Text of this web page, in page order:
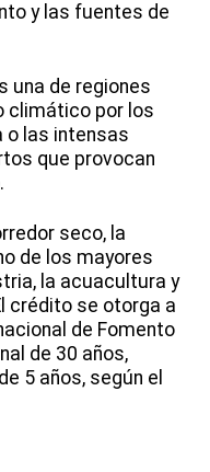
y las fuentes de
una de regiones
climático por los
o las intensas
que provocan
seco, la
de los mayores
la acuacultura y
crédito se otorga a
de Fomento
de 30 años,
5 años, según el